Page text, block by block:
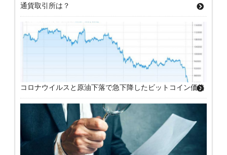
通貨取引所は？
コロナウイルスと原油下落で急下降したビットコイン価格